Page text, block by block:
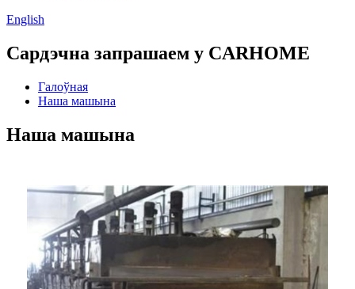
English
Сардэчна запрашаем у CARHOME
Галоўная
Наша машына
Наша машына